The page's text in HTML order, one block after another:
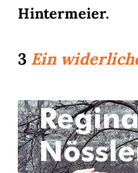
Hintermeier.
3 Ein